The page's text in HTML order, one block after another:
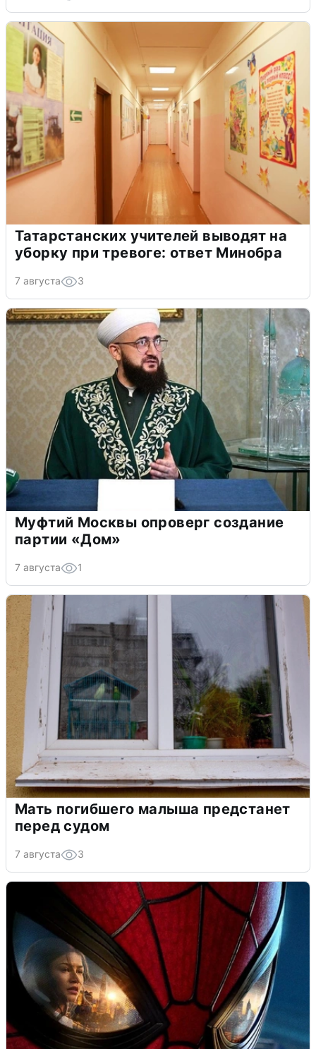
Татарстанских учителей выводят на
уборку при тревоге: ответ Минобра
7 августа 3
Муфтий Москвы опроверг создание
партии «Дом»
7 августа 1
Мать погибшего малыша предстанет
перед судом
7 августа 3